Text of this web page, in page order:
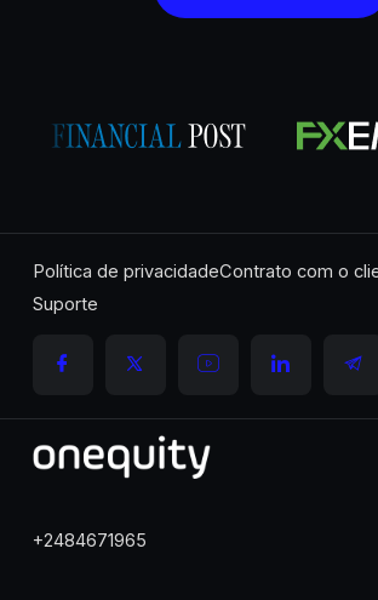
Política de privacidadeContrato com o
Suporte
+2484671965